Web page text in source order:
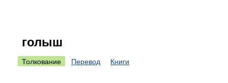
голыш
Толкование Перевод Книги